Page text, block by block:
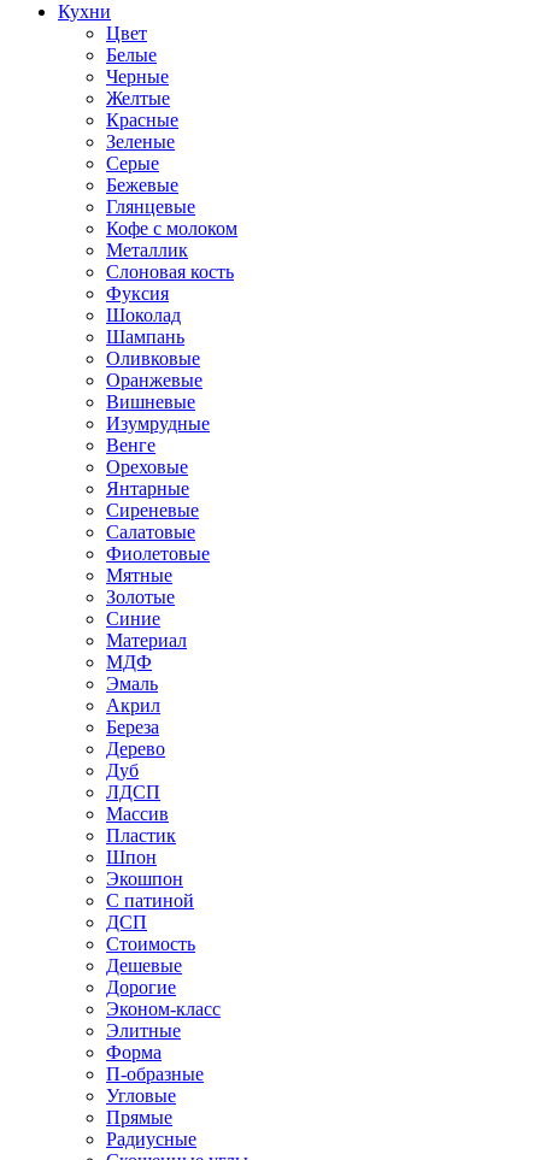
Кухни
Цвет
Белые
Черные
Желтые
Красные
Зеленые
Серые
Бежевые
Глянцевые
Кофе с молоком
Металлик
Слоновая кость
Фуксия
Шоколад
Шампань
Оливковые
Оранжевые
Вишневые
Изумрудные
Венге
Ореховые
Янтарные
Сиреневые
Салатовые
Фиолетовые
Мятные
Золотые
Синие
Материал
МДФ
Эмаль
Акрил
Береза
Дерево
Дуб
ЛДСП
Массив
Пластик
Шпон
Экошпон
С патиной
ДСП
Стоимость
Дешевые
Дорогие
Эконом-класс
Элитные
Форма
П-образные
Угловые
Прямые
Радиусные